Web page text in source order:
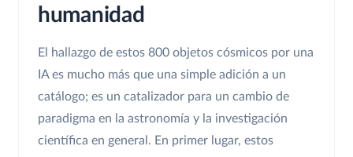
humanidad
El hallazgo de estos 800 objetos cósmicos por una
IA es mucho más que una simple adición a un
catálogo; es un catalizador para un cambio de
paradigma en la astronomía y la investigación
científica en general. En primer lugar, estos